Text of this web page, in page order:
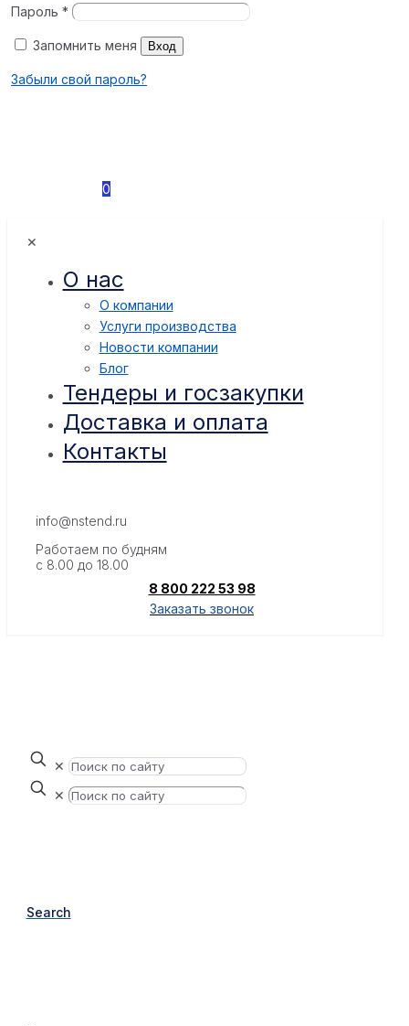
Пароль*
Запомнить меня Вход
Забыли свой пароль?
0
✕
О нас
О компании
Услуги производства
Новости компании
Блог
Тендеры и госзакупки
Доставка и оплата
Контакты
info@nstend.ru
Работаем по будням
с 8.00 до 18.00
8 800 222 53 98
Заказать звонок
✕
✕
Search